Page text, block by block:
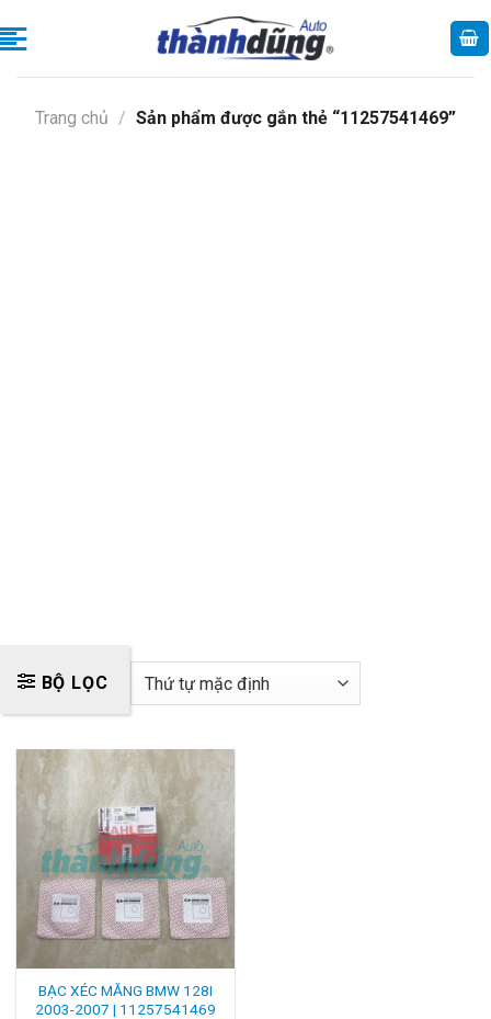
to
Trang chủ / Sản phẩm được gắn thẻ “11257541469”
BỘ LỌC
BẠC XÉC MĂNG BMW 128I
2003-2007 | 11257541469